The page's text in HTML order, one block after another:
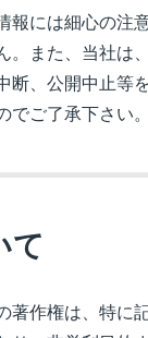
には細心の注
。また、当社は
断、公開中止等
ご了承下さい。
て
作権は、特に